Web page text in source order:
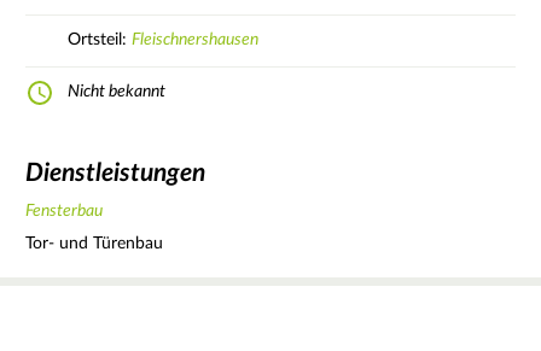
Ortsteil: Fleischnershausen
Nicht bekannt
Dienstleistungen
Fensterbau
Tor- und Türenbau